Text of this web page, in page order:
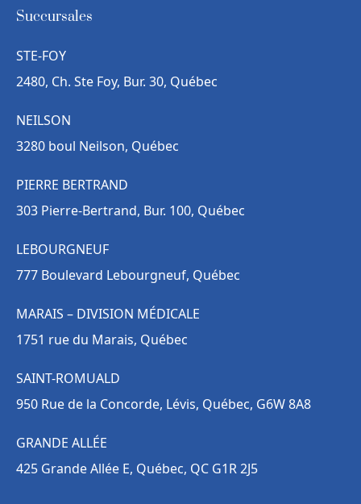
Succursales
STE-FOY
2480, Ch. Ste Foy, Bur. 30, Québec
NEILSON
3280 boul Neilson, Québec
PIERRE BERTRAND
303 Pierre-Bertrand, Bur. 100, Québec
LEBOURGNEUF
777 Boulevard Lebourgneuf, Québec
MARAIS – DIVISION MÉDICALE
1751 rue du Marais, Québec
SAINT-ROMUALD
950 Rue de la Concorde, Lévis, Québec, G6W 8A8
GRANDE ALLÉE
425 Grande Allée E, Québec, QC G1R 2J5